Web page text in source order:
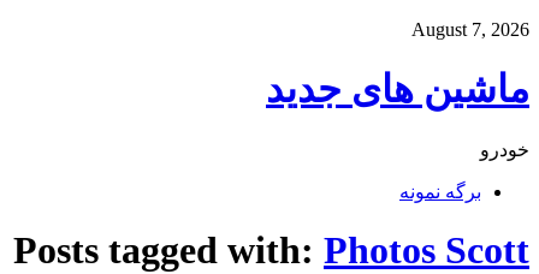
August 7, 2026
ماشین های جدید
خودرو
برگه نمونه
Posts tagged with: Photos Scott